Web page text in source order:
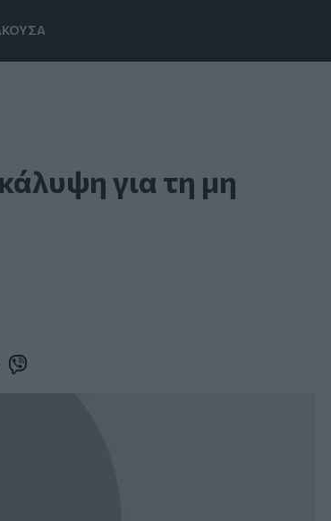
για τη μη